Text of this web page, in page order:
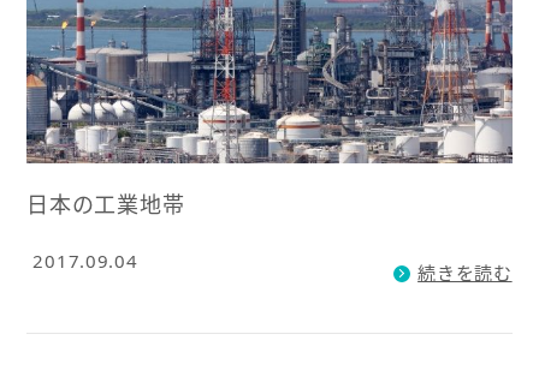
日本の工業地帯
2017.09.04 続きを読む